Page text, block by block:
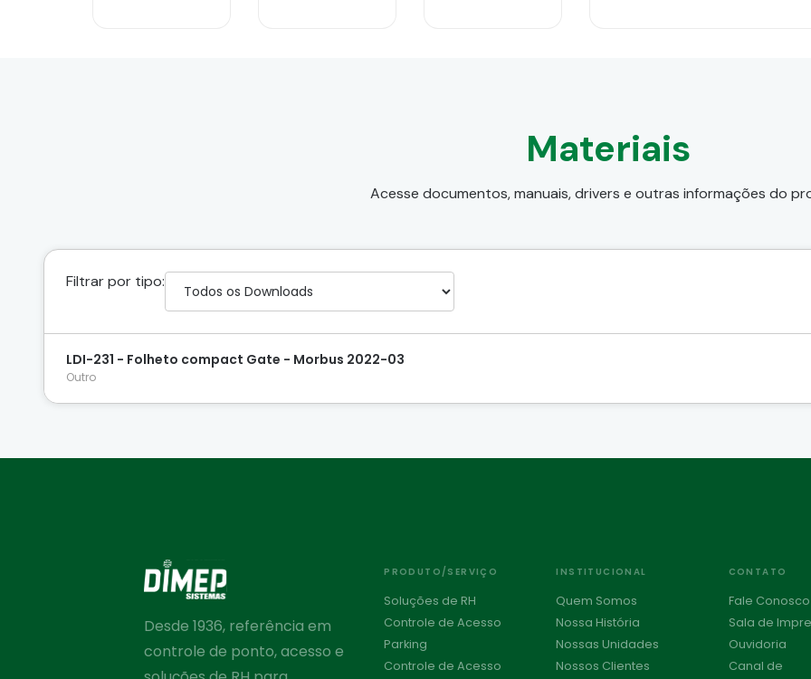
Materiais
Acesse documentos, manuais, drivers e outras informações do
Filtrar por tipo:
LDI-231 - Folheto compact Gate - Morbus 2022-03
Outro
Desde 1936, referência em
controle de ponto, acesso e
PRODUTO/SERVIÇO
Soluções de RH
Controle de Acesso
Parking
Controle de Acesso
INSTITUCIONAL
Quem Somos
Nossa História
Nossas Unidades
Nossos Clientes
CONTATO
Fale Conosco
Sala de
Ouvidoria
Canal de